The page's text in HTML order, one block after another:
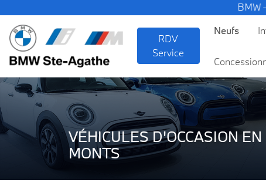
BMW — Le Pur
RDV
Service
Neufs
VÉHICULES D'OCCASION
MONTS